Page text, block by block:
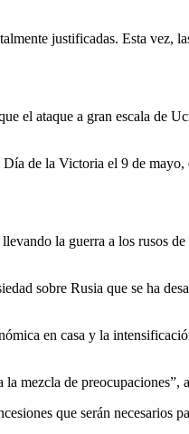
justificadas. Esta vez,
ataque a gran escala de
de la Victoria el 9 de
la guerra a los rusos
sobre Rusia que se ha
en casa y la
mezcla de preocupaciones”,
que serán necesarios